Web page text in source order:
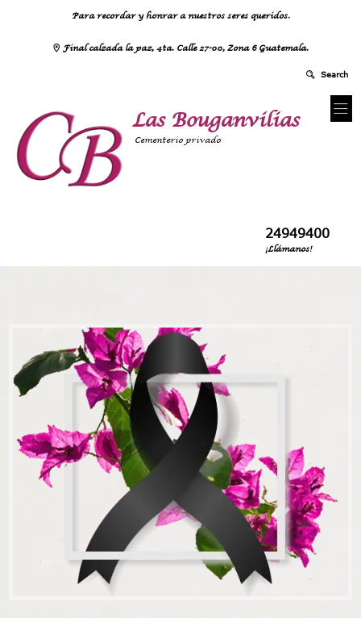
Para recordar y honrar a nuestros seres queridos.
Final calzada la paz, 4ta. Calle 27-00, Zona 6 Guatemala.
Las Bouganvilias
Cementerio privado
24949400
¡Llámanos!